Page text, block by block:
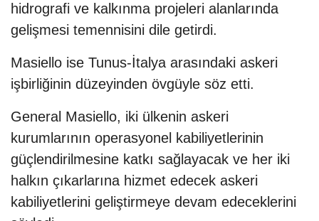
hidrografi ve kalkınma projeleri alanlarında
gelişmesi temennisini dile getirdi.
Masiello ise Tunus-İtalya arasındaki askeri
işbirliğinin düzeyinden övgüyle söz etti.
General Masiello, iki ülkenin askeri
kurumlarının operasyonel kabiliyetlerinin
güçlendirilmesine katkı sağlayacak ve her iki
halkın çıkarlarına hizmet edecek askeri
kabiliyetlerini geliştirmeye devam edeceklerini